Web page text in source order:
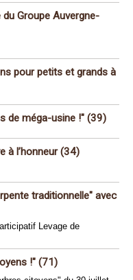
Groupe Auvergne-
pour petits et grands à
de méga-usine !" (39)
à l’honneur (34)
traditionnelle" avec
Levage de
!" (71)